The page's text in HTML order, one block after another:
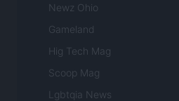
Newz Ohio
Gameland
Hig Tech Mag
Scoop Mag
Lgbtqia News